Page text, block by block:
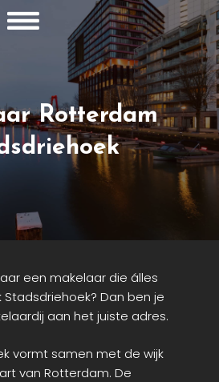
Rotterdam
een makelaar die álles
Dan ben je
aan het juiste adres.
vormt samen met de wijk
van Rotterdam. De